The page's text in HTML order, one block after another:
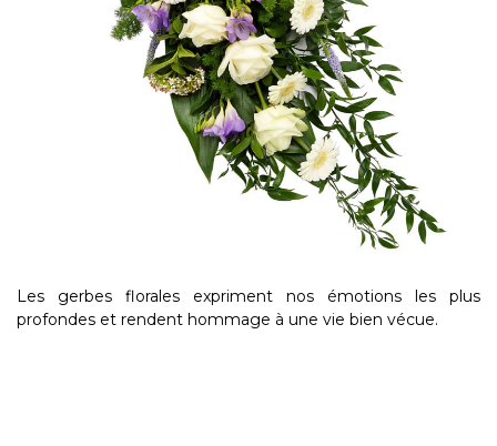
Les gerbes florales expriment nos émotions les plus
profondes et rendent hommage à une vie bien vécue.